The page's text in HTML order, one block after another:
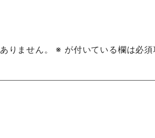
りません。 ※ が付いている欄は必須